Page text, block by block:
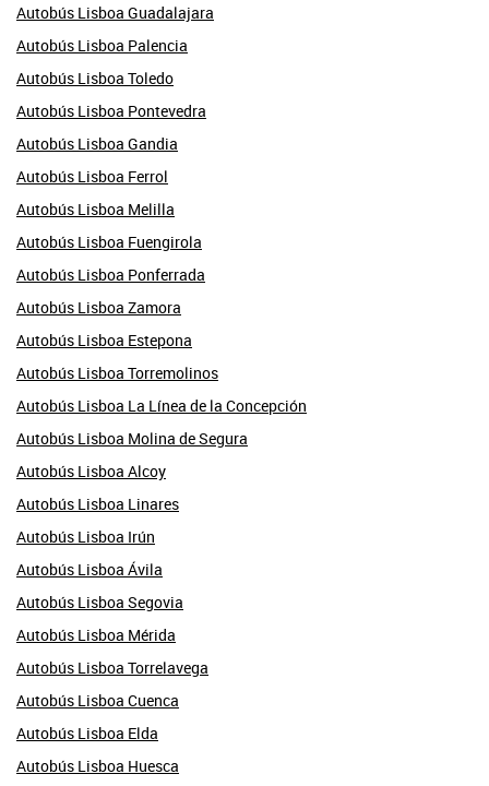
Autobús Lisboa Guadalajara
Autobús Lisboa Palencia
Autobús Lisboa Toledo
Autobús Lisboa Pontevedra
Autobús Lisboa Gandia
Autobús Lisboa Ferrol
Autobús Lisboa Melilla
Autobús Lisboa Fuengirola
Autobús Lisboa Ponferrada
Autobús Lisboa Zamora
Autobús Lisboa Estepona
Autobús Lisboa Torremolinos
Autobús Lisboa La Línea de la Concepción
Autobús Lisboa Molina de Segura
Autobús Lisboa Alcoy
Autobús Lisboa Linares
Autobús Lisboa Irún
Autobús Lisboa Ávila
Autobús Lisboa Segovia
Autobús Lisboa Mérida
Autobús Lisboa Torrelavega
Autobús Lisboa Cuenca
Autobús Lisboa Elda
Autobús Lisboa Huesca